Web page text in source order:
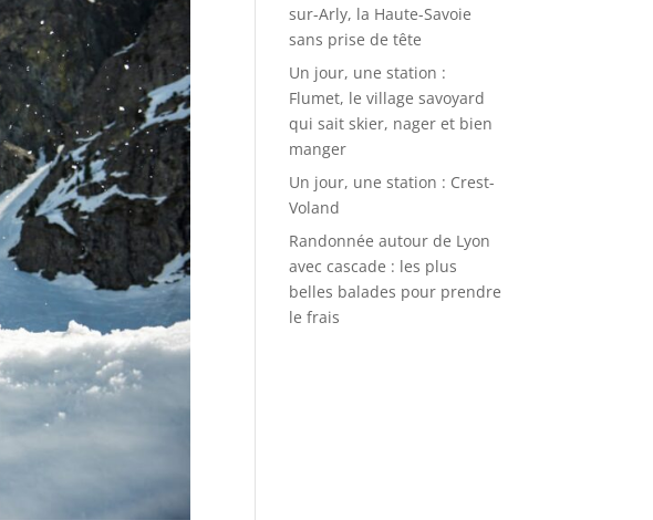
sur-Arly, la Haute-Savoie
sans prise de tête
Un jour, une station :
Flumet, le village savoyard
qui sait skier, nager et bien
manger
Un jour, une station : Crest-
Voland
Randonnée autour de Lyon
avec cascade : les plus
belles balades pour prendre
le frais